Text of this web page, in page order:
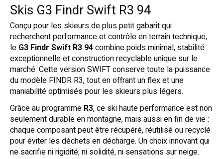
Skis G3 Findr Swift R3 94
Conçu pour les skieurs de plus petit gabarit qui
recherchent performance et contrôle en terrain technique,
le G3 Findr Swift R3 94combine poids minimal, stabilité
exceptionnelle et construction recyclable unique sur le
marché. Cette version SWIFT conserve toute la puissance
du modèle FINDR R3, tout en offrant un flex et une
maniabilité optimisés pour les skieurs plus légers.
Grâce au programme R3, ce ski haute performance est non
seulement durable en montagne, mais aussi en fin de vie :
chaque composant peut être récupéré, réutilisé ou recyclé
pour éviter les déchets en décharge. Un choix innovant qui
ne sacrifie ni rigidité, ni solidité, ni sensations sur neige.